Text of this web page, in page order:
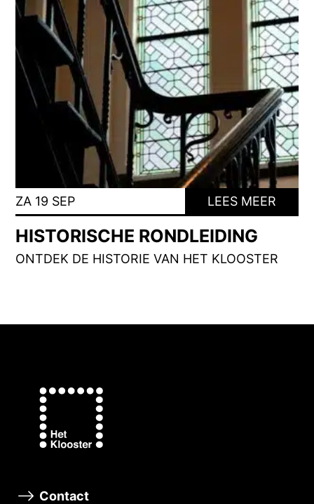
ZA 19 SEP LEES MEER
HISTORISCHE RONDLEIDING
ONTDEK DE HISTORIE VAN HET KLOOSTER
Contact